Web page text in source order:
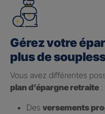
Gérez votre
plus de
Vous avez différentes
plan d’épargne retraite :
Des versements